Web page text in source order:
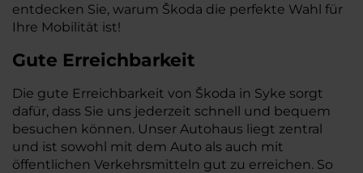
entdecken Sie, warum Škoda die perfekte Wahl für
Ihre Mobilität ist!
Gute Erreichbarkeit
Die gute Erreichbarkeit von Škoda in Syke sorgt
dafür, dass Sie uns jederzeit schnell und bequem
besuchen können. Unser Autohaus liegt zentral
und ist sowohl mit dem Auto als auch mit
öffentlichen Verkehrsmitteln gut zu erreichen. So